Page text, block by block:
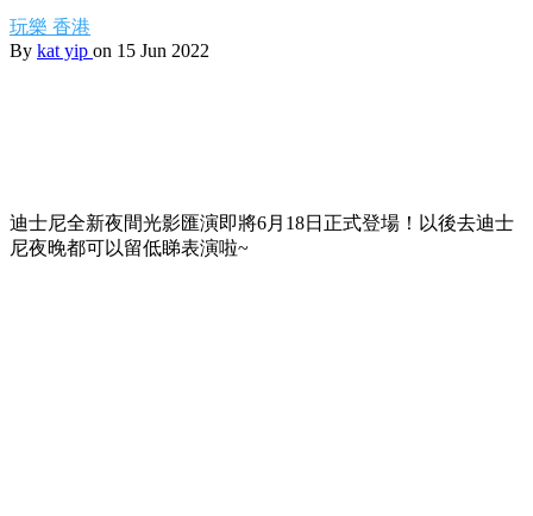
玩樂 香港
By kat yip on 15 Jun 2022
迪士尼全新夜間光影匯演即將6月18日正式登場！以後去迪士
尼夜晚都可以留低睇表演啦~